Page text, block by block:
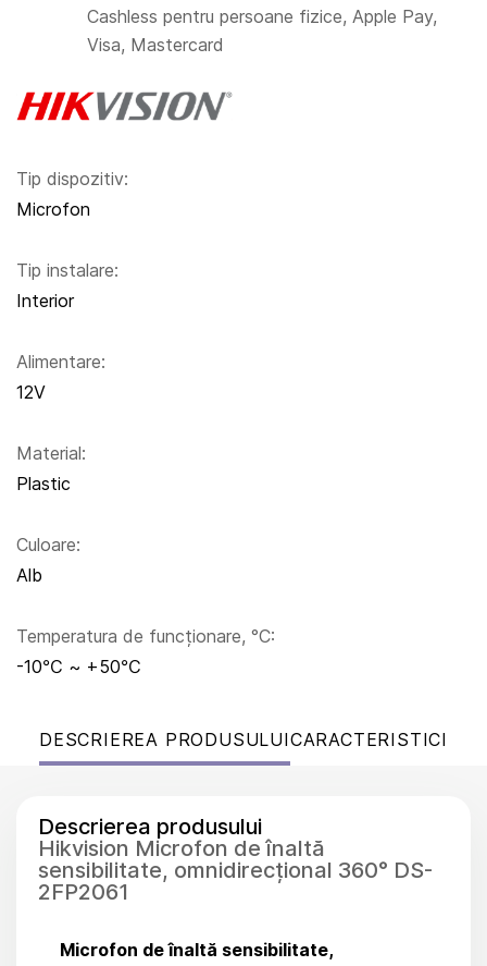
Tip dispozitiv:
Microfon
Tip instalare:
Interior
Alimentare:
12V
Material:
Plastic
Culoare:
Alb
Temperatura de funcționare, °C:
-10℃ ~ +50℃
Cashless pentru persoane fizice, Apple Pay,
Visa, Mastercard
DESCRIEREA PRODUSULUICARACTERISTICI
Descrierea produsului
Hikvision Microfon de înaltă
sensibilitate, omnidirecțional 360° DS-
2FP2061
Microfon de înaltă sensibilitate,